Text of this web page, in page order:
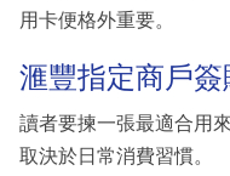
用卡便格外重要。
滙豐指定商戶簽
讀者要揀一張最適合用
取決於日常消費習慣。